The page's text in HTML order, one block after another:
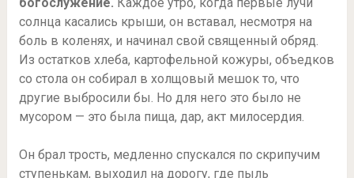
солнца касались крыши, он вставал, несмотря на
боль в коленях, и начинал свой священный обряд.
Из остатков хлеба, картофельной кожуры, объедков
со стола он собирал в холщовый мешок то, что
другие выбросили бы. Но для него это было не
мусором — это была пища, дар, акт милосердия.
Он брал трость, медленно спускался по скрипучим
ступенькам, выходил на дорогу, где пыль